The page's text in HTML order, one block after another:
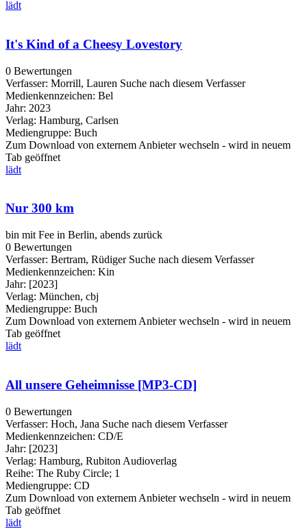
lädt
It's Kind of a Cheesy Lovestory
0 Bewertungen
Verfasser: Morrill, Lauren Suche nach diesem Verfasser
Medienkennzeichen: Bel
Jahr: 2023
Verlag: Hamburg, Carlsen
Mediengruppe: Buch
Zum Download von externem Anbieter wechseln - wird in neuem
Tab geöffnet
lädt
Nur 300 km
bin mit Fee in Berlin, abends zurück
0 Bewertungen
Verfasser: Bertram, Rüdiger Suche nach diesem Verfasser
Medienkennzeichen: Kin
Jahr: [2023]
Verlag: München, cbj
Mediengruppe: Buch
Zum Download von externem Anbieter wechseln - wird in neuem
Tab geöffnet
lädt
All unsere Geheimnisse [MP3-CD]
0 Bewertungen
Verfasser: Hoch, Jana Suche nach diesem Verfasser
Medienkennzeichen: CD/E
Jahr: [2023]
Verlag: Hamburg, Rubiton Audioverlag
Reihe: The Ruby Circle; 1
Mediengruppe: CD
Zum Download von externem Anbieter wechseln - wird in neuem
Tab geöffnet
lädt